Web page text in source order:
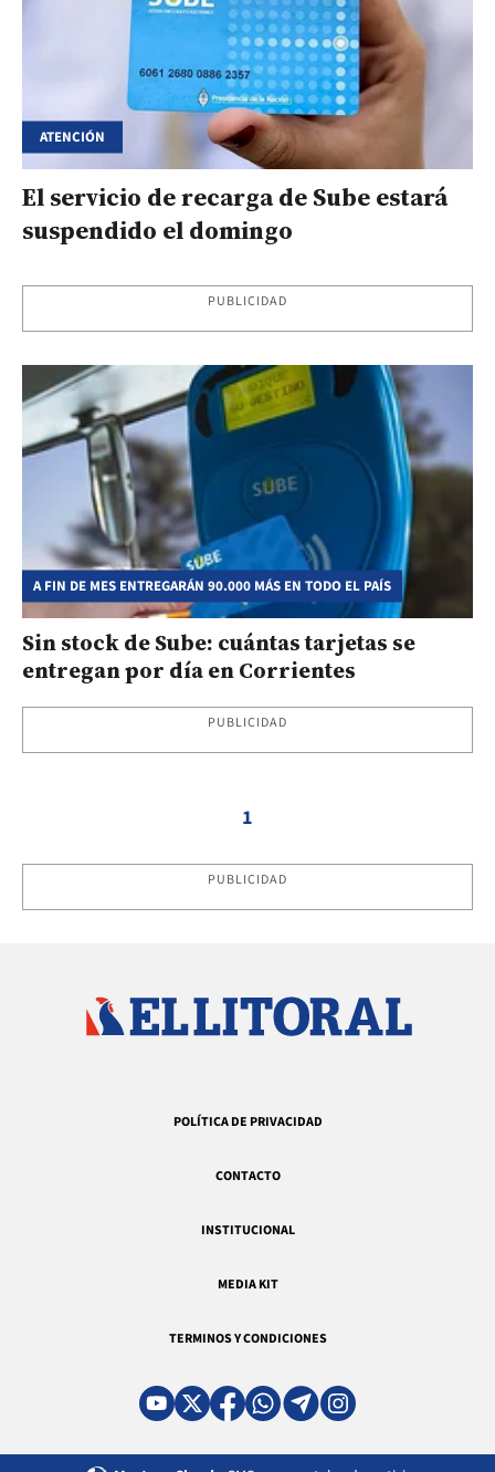
ATENCIÓN
El servicio de recarga de Sube estará
suspendido el domingo
PUBLICIDAD
A FIN DE MES ENTREGARÁN 90.000 MÁS EN TODO EL PAÍS
Sin stock de Sube: cuántas tarjetas se
entregan por día en Corrientes
PUBLICIDAD
1
PUBLICIDAD
POLÍTICA DE PRIVACIDAD
CONTACTO
INSTITUCIONAL
MEDIA KIT
TERMINOS Y CONDICIONES